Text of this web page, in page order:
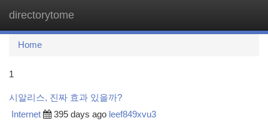
directorytome
Home
1
시알리스, 진짜 효과 있을까?
Internet 395 days ago leef849xvu3